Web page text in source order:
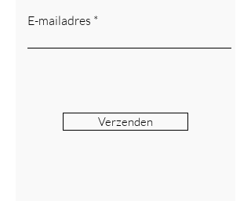
E-mailadres
Verzenden